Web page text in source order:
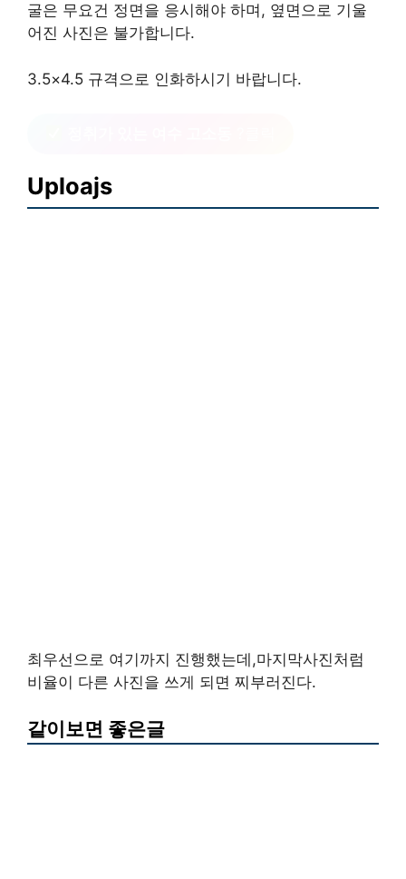
굴은 무요건 정면을 응시해야 하며, 옆면으로 기울
어진 사진은 불가합니다.
3.5×4.5 규격으로 인화하시기 바랍니다.
Uploajs
최우선으로 여기까지 진행했는데,마지막사진처럼
비율이 다른 사진을 쓰게 되면 찌부러진다.
같이보면 좋은글